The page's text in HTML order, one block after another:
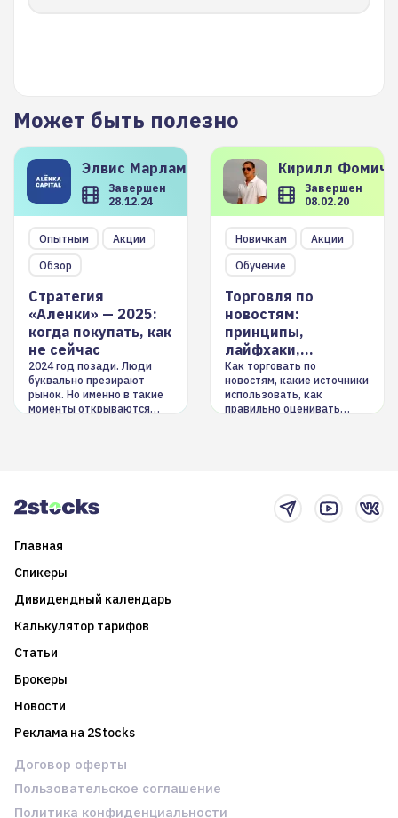
Может быть полезно
Элвис Марламов
Завершен
28.12.24
Опытным
Акции
Обзор
Стратегия
«Аленки» — 2025:
когда покупать, как
не сейчас
2024 год позади. Люди
буквально презирают
рынок. Но именно в такие
моменты открываются
Кирилл
Завершен
08.02.20
Новичкам
Акции
Обучение
Торговля по
новостям:
принципы,
лайфхаки,
инструменты
Как торговать по
новостям, какие источники
использовать, как
правильно оценивать
Главная
Спикеры
Дивидендный календарь
Калькулятор тарифов
Статьи
Брокеры
Новости
Реклама на 2Stocks
Договор оферты
Пользовательское соглашение
Политика конфиденциальности